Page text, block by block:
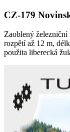
CZ-179
Zaoblený
rozpětí až 12 m,
použita liberecká